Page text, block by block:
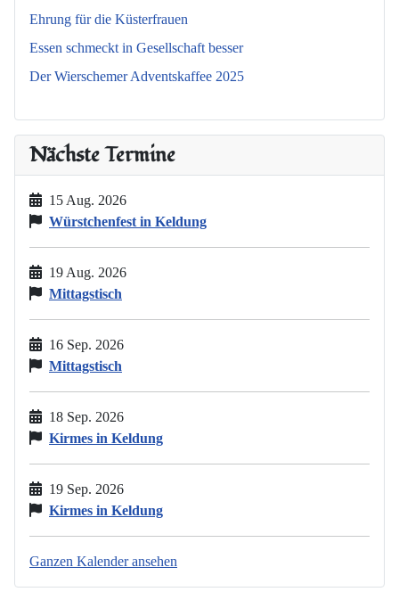
Ehrung für die Küsterfrauen
Essen schmeckt in Gesellschaft besser
Der Wierschemer Adventskaffee 2025
Nächste Termine
15 Aug. 2026
Würstchenfest in Keldung
19 Aug. 2026
Mittagstisch
16 Sep. 2026
Mittagstisch
18 Sep. 2026
Kirmes in Keldung
19 Sep. 2026
Kirmes in Keldung
Ganzen Kalender ansehen